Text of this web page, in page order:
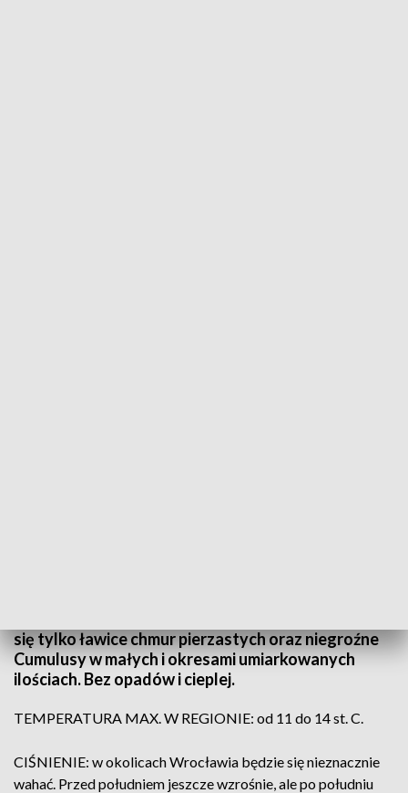
się tylko ławice chmur pierzastych oraz niegroźne
Cumulusy w małych i okresami umiarkowanych
ilościach. Bez opadów i cieplej.
TEMPERATURA MAX. W REGIONIE: od 11 do 14 st. C.
CIŚNIENIE: w okolicach Wrocławia będzie się nieznacznie
wahać. Przed południem jeszcze wzrośnie, ale po południu